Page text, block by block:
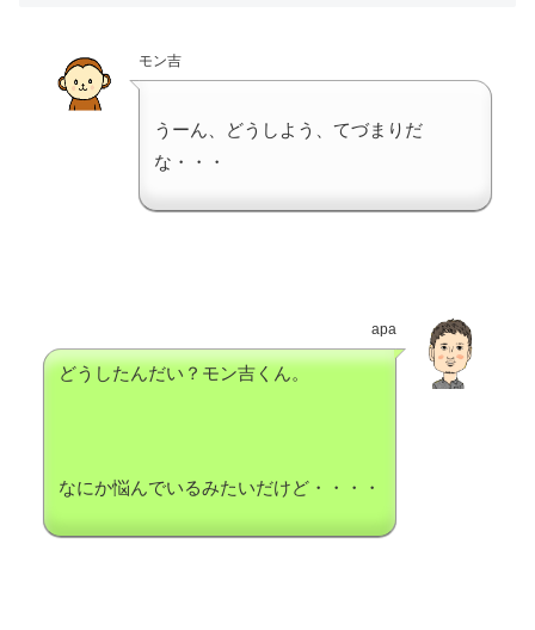
モン吉
うーん、どうしよう、てづまりだ
な・・・
apa
どうしたんだい？モン吉くん。
なにか悩んでいるみたいだけど・・・・